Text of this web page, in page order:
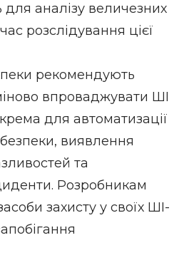
аналізу величезних
розслідування цієї
рекомендують
впроваджувати ШІ
для автоматизації
виявлення
та
Розробникам
захисту у своїх ШІ-